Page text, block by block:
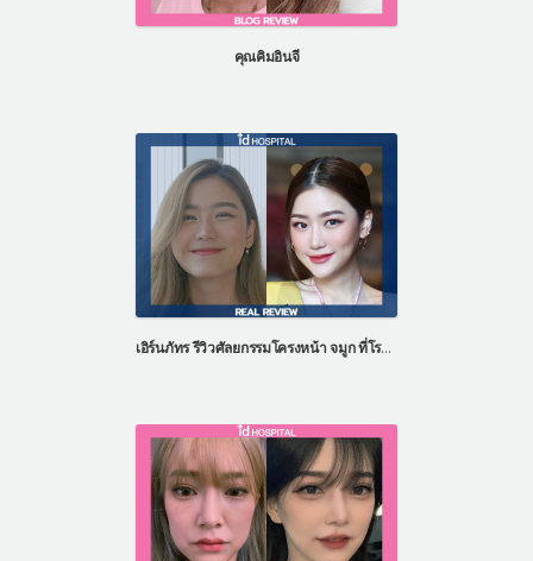
คุณคิมอินจี
เอิร์นภัทร รีวิวศัลยกรรมโครงหน้า จมูก ที่โรงพยาบาลไอดี ประเทศเกาหลี